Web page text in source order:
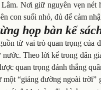
Nơi giữ nguyên vẹn nét
con suối nhỏ, đủ để cảm
họp bàn kế
từ vai trò quan trọng
nước. Theo lời kể trong dân
quan trọng đánh thắng
một “giảng đường ngoài